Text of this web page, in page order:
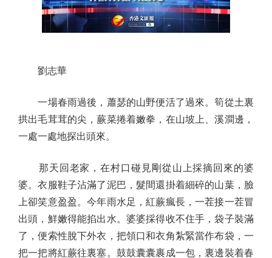
劉志華
一場春雨過後，蕭瑟的山野便活了過來。筍從土裏
拱出毛茸茸的尖，蕨菜捲着嫩拳，在山坡上、溪澗邊，
一處一處地探出頭來。
那天回老家，在村口碰見剛從山上採摘回來的婆
婆。衣服鞋子沾滿了泥巴，髮間還掛着細碎的山葉，臉
上卻笑意盈盈。今年雨水足，紅蕨瘋長，一茬接一茬冒
出頭，鮮嫩得能掐出水。婆婆採得收不住手，袋子裝滿
了，便索性脫下外衣，把領口和衣角紮緊當作布袋，一
把一把將紅蕨往裏塞。鼓鼓囊囊裹成一包，裏邊裝着春